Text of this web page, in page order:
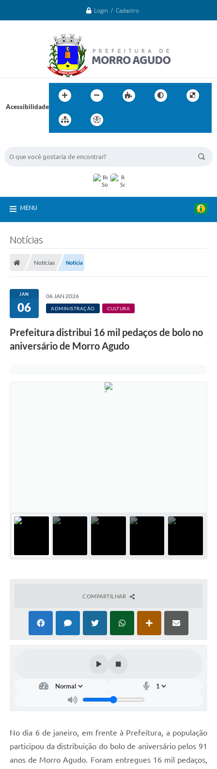
Login / Cadastro
Acessibilidade
MENU
Notícias
Notícias Notícia
JAN
06
06 JAN 2026
ADMINISTRAÇÃO CULTURA
Prefeitura distribui 16 mil pedaços de bolo no
aniversário de Morro Agudo
COMPARTILHAR
No dia 6 de janeiro, em frente à Prefeitura, a população
participou da distribuição do bolo de aniversário pelos 91
anos de Morro Agudo. Foram entregues 16 mil pedaços,